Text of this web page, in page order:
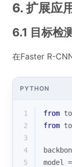
6. 扩展应
6.1 目标检
在Faster R-
PYTHON
1 from
2
from
3
4
5
model